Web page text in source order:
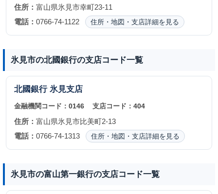
住所： 富山県氷見市幸町23-11
電話： 0766-74-1122 住所・地図・支店詳細を見る
氷見市の北國銀行の支店コード一覧
北國銀行 氷見支店
金融機関コード： 0146 支店コード：404
住所： 富山県氷見市比美町2-13
電話： 0766-74-1313 住所・地図・支店詳細を見る
氷見市の富山第一銀行の支店コード一覧